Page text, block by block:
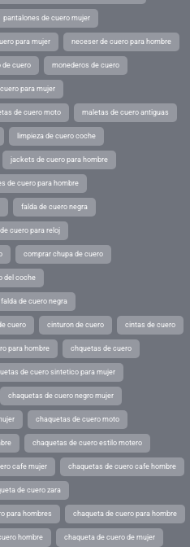
pantalones de cuero mujer
para mujer neceser de cuero para hombre
de cuero monederos de cuero
para mujer
de cuero moto maletas de cuero antiguas
limpieza de cuero coche
jackets de cuero para hombre
de cuero para hombre
falda de cuero negra
cuero para reloj
comprar chupa de cuero
del coche
de cuero negra
cuero cinturon de cuero cintas de cuero
para hombre chquetas de cuero
de cuero sintetico para mujer
chaquetas de cuero negro mujer
chaquetas de cuero moto
chaquetas de cuero estilo motero
cafe mujer chaquetas de cuero cafe hombre
de cuero zara
para hombres chaqueta de cuero para hombre
hombre chaqueta de cuero de mujer